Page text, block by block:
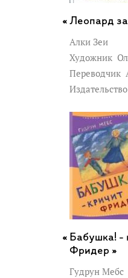
Леопард
Алки Зеи
Художник
Переводчик
Бабушка! -
Фридер »
Гудрун Мебс